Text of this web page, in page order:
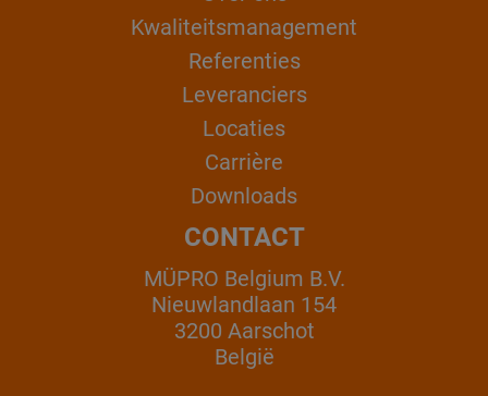
Kwaliteitsmanagement
Referenties
Leveranciers
Locaties
Carrière
Downloads
CONTACT
MÜPRO Belgium B.V.
Nieuwlandlaan 154
3200 Aarschot
België